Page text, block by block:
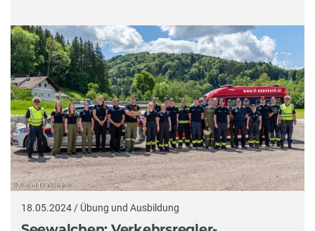
18.05.2024 / Übung und Ausbildung